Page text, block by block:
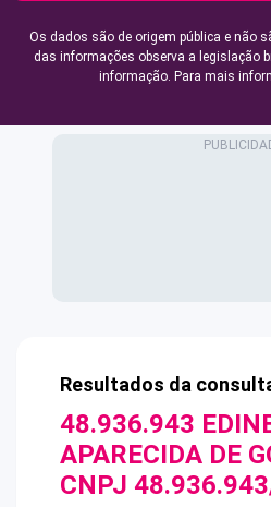
Os dados são de origem pública e não
das informações observa a legislação
informação. Para mais
Resultados da
48.936.943
APARECIDA DE
CNPJ